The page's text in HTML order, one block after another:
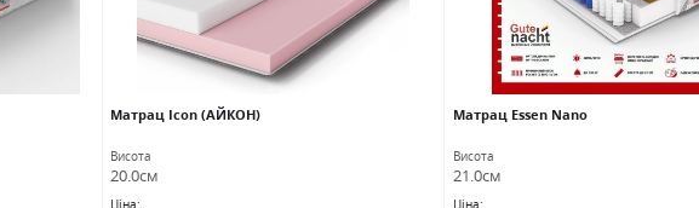
Матрац Icon (АЙКОН)
Висота
20.0см
Матрац Essen Nano
Висота
21.0см